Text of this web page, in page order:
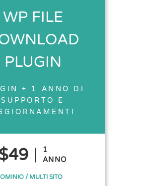
WP FILE
PLUGIN
+ 1 ANNO DI
SUPPORTO E
1
ANNO
/ MULTI SITO